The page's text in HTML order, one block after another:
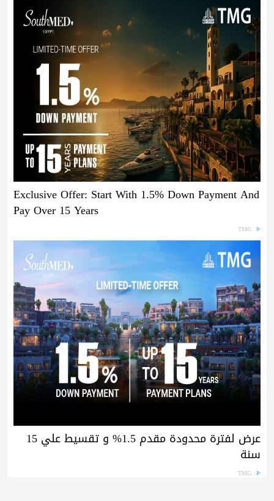
Exclusive Offer: Start With 1.5% Down Payment And
Pay Over 15 Years
TMG
عرض لفترة محدودة مقدم 1.5% و تقسيط علي 15
سنة
TMG